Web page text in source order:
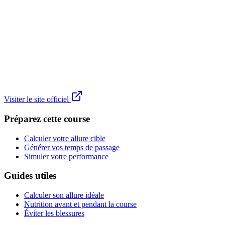
Visiter le site officiel
Préparez cette course
Calculer votre allure cible
Générer vos temps de passage
Simuler votre performance
Guides utiles
Calculer son allure idéale
Nutrition avant et pendant la course
Éviter les blessures